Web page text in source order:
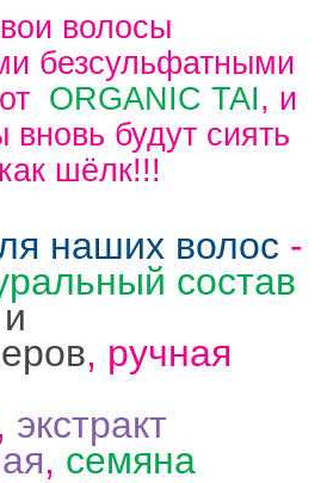
волосы
безсульфатными
ORGANIC TAI, и
будут сиять
шёлк!!!
наших волос -
состав
, ручная
, экстракт
, семяна